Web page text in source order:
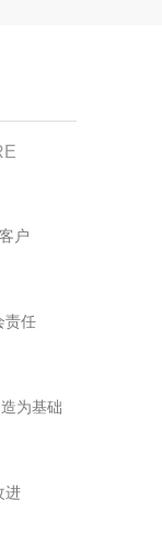
户
责任
为基础
进